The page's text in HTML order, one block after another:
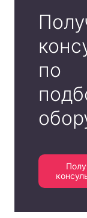
по